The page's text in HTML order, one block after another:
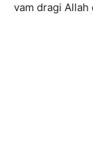
vam dragi Allah